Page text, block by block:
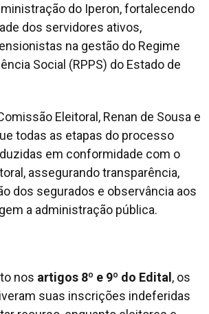
do Iperon, fortalecendo
dos servidores ativos,
na gestão do Regime
Social (RPPS) do Estado de
Eleitoral, Renan de Sousa e
todas as etapas do processo
em conformidade com o
assegurando transparência,
dos segurados e observância aos
a administração pública.
nos artigos 8º e 9º do Edital , os
suas inscrições indeferidas